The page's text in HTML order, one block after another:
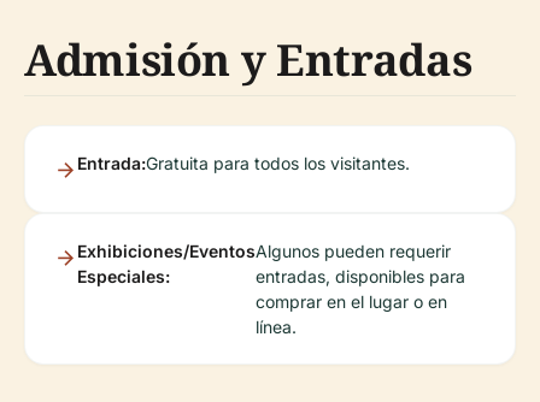
Admisión y Entradas
Entrada:Gratuita para todos los visitantes.
Exhibiciones/Eventos
Especiales:
Algunos pueden requerir
entradas, disponibles para
comprar en el lugar o en
línea.